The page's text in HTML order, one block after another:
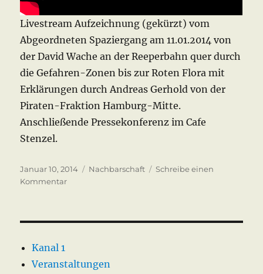
Livestream Aufzeichnung (gekürzt) vom
Abgeordneten Spaziergang am 11.01.2014 von
der David Wache an der Reeperbahn quer durch
die Gefahren-Zonen bis zur Roten Flora mit
Erklärungen durch Andreas Gerhold von der
Piraten-Fraktion Hamburg-Mitte.
Anschließende Pressekonferenz im Cafe
Stenzel.
Veröffentlicht
am
Januar 10, 2014 Kategorien
Nachbarschaft
Schreibe einen
Kommentarzu
Kanal 1
Veranstaltungen